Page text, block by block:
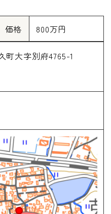
価格 800万円
町大字別府4765-1